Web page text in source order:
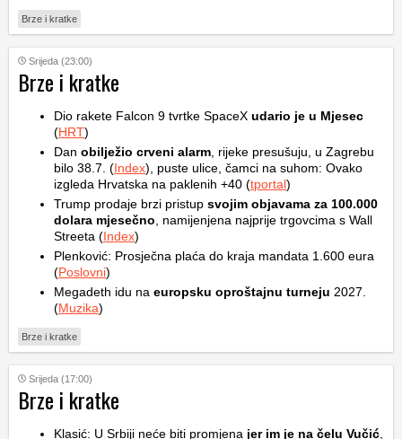
Brze i kratke
Srijeda (23:00)
Brze i kratke
Dio rakete Falcon 9 tvrtke SpaceX udario je u Mjesec
(HRT)
Dan obilježio crveni alarm , rijeke presušuju, u Zagrebu
bilo 38.7. (Index), puste ulice, čamci na suhom: Ovako
izgleda Hrvatska na paklenih +40 (tportal)
Trump prodaje brzi pristup svojim objavama za 100.000
dolara mjesečno , namijenjena najprije trgovcima s Wall
Streeta (Index)
Plenković: Prosječna plaća do kraja mandata 1.600 eura
(Poslovni)
Megadeth idu na europsku oproštajnu turneju 2027.
(Muzika)
Brze i kratke
Srijeda (17:00)
Brze i kratke
Klasić: U Srbiji neće biti promjena jer im je na čelu Vučić